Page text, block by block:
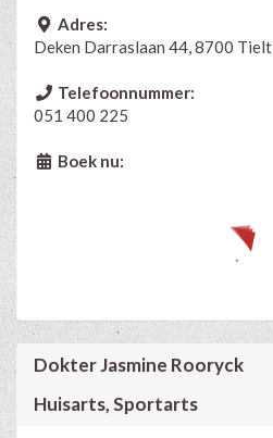
Adres:
Deken Darraslaan 44, 8700 Tielt
Telefoonnummer:
051 400 225
Boek nu:
Dokter Jasmine Rooryck
Huisarts, Sportarts